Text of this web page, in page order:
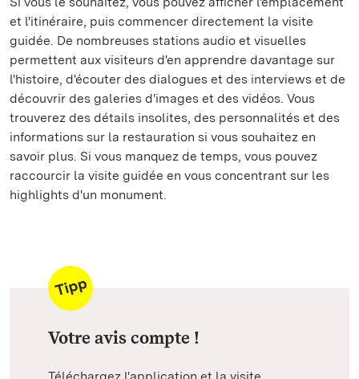
et l'itinéraire, puis commencer directement la visite
guidée. De nombreuses stations audio et visuelles
permettent aux visiteurs d'en apprendre davantage sur
l'histoire, d'écouter des dialogues et des interviews et de
découvrir des galeries d'images et des vidéos. Vous
trouverez des détails insolites, des personnalités et des
informations sur la restauration si vous souhaitez en
savoir plus. Si vous manquez de temps, vous pouvez
raccourcir la visite guidée en vous concentrant sur les
highlights d'un monument.
Votre avis compte !
Téléchargez l'application et la visite